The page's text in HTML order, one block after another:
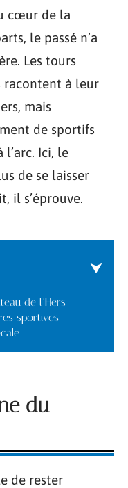
cœur de la
le passé n’a
Les tours
racontent à leur
mais
de sportifs
Ici, le
de se laisser
il s’éprouve.
de l’Hers
sportives
du
de rester